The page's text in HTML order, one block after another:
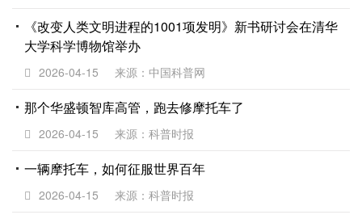
《改变人类文明进程的1001项发明》新书研讨会在清华
大学科学博物馆举办
2026-04-15 来源：中国科普网
那个华盛顿智库高管，跑去修摩托车了
2026-04-15 来源：科普时报
一辆摩托车，如何征服世界百年
2026-04-15 来源：科普时报